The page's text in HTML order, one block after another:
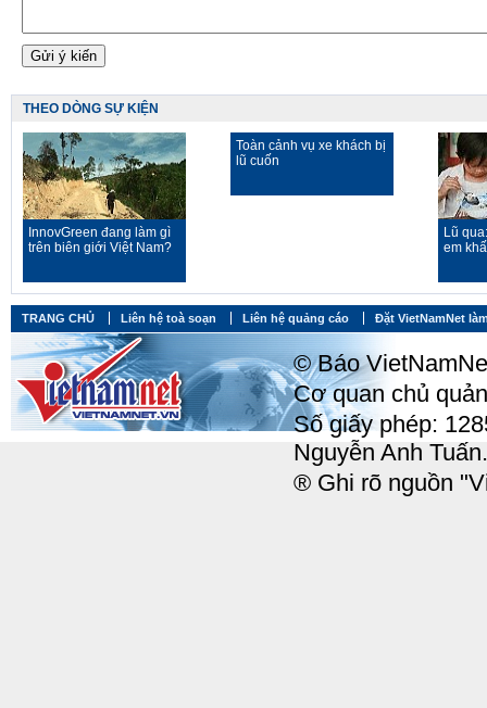
THEO DÒNG SỰ KIỆN
InnovGreen đang làm gì
trên biên giới Việt Nam?
Toàn cảnh vụ xe khách bị
lũ cuốn
Lũ
em
TRANG CHỦ Liên hệ toà soạn Liên hệ quảng cáo Đặt VietNamNet
© Báo
Cơ quan chủ
Số giấy phép:
Nguyễn Anh Tuấn.
® Ghi rõ nguồn